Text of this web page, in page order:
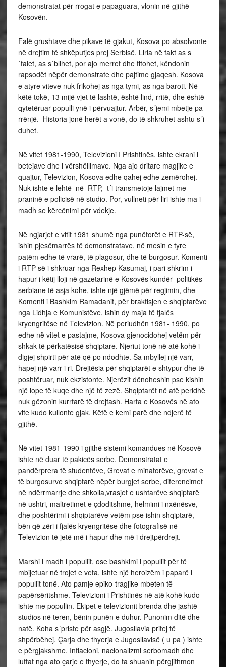
demonstratat për rrogat e papaguara, vlonin në gjithë
Kosovën.
Falë grushtave dhe pikave të gjakut, Kosova po absolvonte
në drejtim të shkëputjes prej Serbisë. Liria në fakt as s
´falet, as s´blihet, por ajo merret dhe fitohet, këndonin
rapsodët nëpër demonstrate dhe pajtime gjaqesh. Kosova
e atyre viteve nuk frikohej as nga tymi, as nga baroti. Në
këtë tokë, 13 mijë vjet të lashtë, është lind, rritë, dhe është
qytetëruar populli ynë i përvuajtur. Arbër, s´jemi mbetje pa
rrënjë. Historia jonë herët a vonë, do të shkruhet ashtu s´i
duhet.
Në vitet 1981-1990, Televizioni I Prishtinës, ishte ekrani i
betejave dhe i vërshëllimave. Nga ajo dritare magjike e
quajtur, Televizion, Kosova edhe qahej edhe zemërohej.
Nuk ishte e lehtë në RTP, t´i transmetoje lajmet me
praninë e policisë në studio. Por, vullneti për liri ishte ma i
madh se kërcënimi për vdekje.
Në ngjarjet e vitit 1981 shumë nga punëtorët e RTP-së,
ishin pjesëmarrës të demonstratave, në mesin e tyre
patëm edhe të vrarë, të plagosur, dhe të burgosur. Komenti
i RTP-së i shkruar nga Rexhep Kasumaj, i pari shkrim i
hapur i këtij lloji në gazetarinë e Kosovës kundër politikës
serbiane të asja kohe, ishte një gjëmë për regjimin, dhe
Komenti i Bashkim Ramadanit, për braktisjen e shqiptarëve
nga Lidhja e Komunistëve, ishin dy maja të fjalës
kryengritëse në Televizion. Në periudhën 1981- 1990, po
edhe në vitet e pastajme, Kosova gjenocidohej vetëm për
shkak të përkatësisë shqiptare. Njeriut tonë në atë kohë i
digjej shpirti për atë që po ndodhte. Sa mbyllej një varr,
hapej një varr i ri. Drejtësia për shqiptarët e shtypur dhe të
poshtëruar, nuk ekzistonte. Njerëzit dënoheshin pse kishin
një lope të kuqe dhe një të zezë. Shqiptarët në atë peridhë
nuk gëzonin kurrfarë të drejtash. Harta e Kosovës në ato
vite kudo kullonte gjak. Këtë e kemi parë dhe ndjerë të
gjithë.
Në vitet 1981-1990 i gjithë sistemi komandues në Kosovë
ishte në duar të pakicës serbe. Demonstratat e
pandërprera të studentëve, Grevat e minatorëve, grevat e
të burgosurve shqiptarë nëpër burgjet serbe, diferencimet
në ndërrmarrje dhe shkolla,vrasjet e ushtarëve shqiptarë
në ushtri, maltretimet e çdoditshme, helmimi i nxënësve,
dhe poshtërimi i shqiptarëve vetëm pse ishin shqiptarë,
bën që zëri i fjalës kryengritëse dhe fotografisë në
Televizion të jetë më i hapur dhe më i drejtpërdrejt.
Marshi i madh i popullit, ose bashkimi i popullit për të
mbijetuar në trojet e veta, ishte një heroizëm i paparë i
popullit tonë. Ato pamje epiko-tragjike mbeten të
papërsëritshme. Televizioni i Prishtinës në atë kohë kudo
ishte me popullin. Ekipet e televizionit brenda dhe jashtë
studios në teren, bënin punën e duhur. Punonim ditë dhe
natë. Koha s´priste për asgjë. Jugosllavia pritej të
shpërbëhej. Çarja dhe thyerja e Jugosllavisë ( u pa ) ishte
e përgjakshme. Inflacioni, nacionalizmi serbomadh dhe
luftat nga ato çarje e thyerje, do ta shuanin përgjithmon